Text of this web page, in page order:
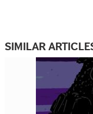
SIMILAR